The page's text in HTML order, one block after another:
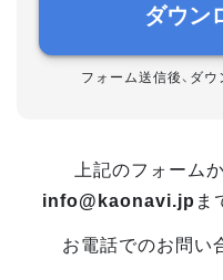
ダウン
フォーム送信後、ダ
上記のフォーム
info@kaonavi.jp ま
お電話でのお問い